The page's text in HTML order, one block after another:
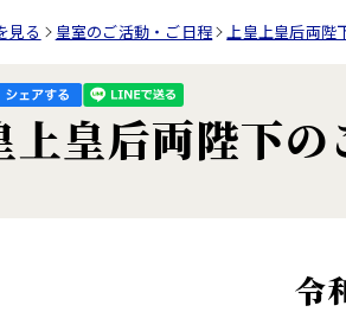
見る 皇室のご活動・ご日程 上皇上皇后両陛
上皇后両陛下
令